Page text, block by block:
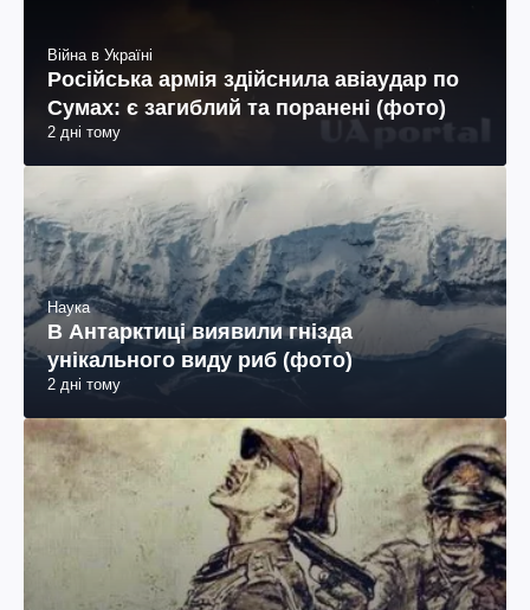
Війна в Україні
Російська армія здійснила авіаудар по
Сумах: є загиблий та поранені (фото)
2 дні тому
Наука
В Антарктиці виявили гнізда
унікального виду риб (фото)
2 дні тому